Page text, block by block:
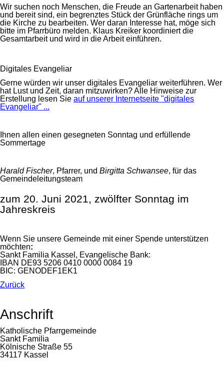
Wir suchen noch Menschen, die Freude an Gartenarbeit haben
und bereit sind, ein begrenztes Stück der Grünfläche rings um
die Kirche zu bearbeiten. Wer daran Interesse hat, möge sich
bitte im Pfarrbüro melden. Klaus Kreiker koordiniert die
Gesamtarbeit und wird in die Arbeit einführen.
Digitales Evangeliar
Gerne würden wir unser digitales Evangeliar weiterführen. Wer
hat Lust und Zeit, daran mitzuwirken? Alle Hinweise zur
Erstellung lesen Sie auf unserer Internetseite "digitales
Evangeliar" ...
Ihnen allen einen gesegneten Sonntag und erfüllende
Sommertage
Harald Fischer, Pfarrer, und Birgitta Schwansee, für das
Gemeindeleitungsteam
zum 20. Juni 2021, zwölfter Sonntag im
Jahreskreis
Wenn Sie unsere Gemeinde mit einer Spende unterstützen
möchten:
Sankt Familia Kassel, Evangelische Bank:
IBAN DE93 5206 0410 0000 0084 19
BIC: GENODEF1EK1
Zurück
Anschrift
Katholische Pfarrgemeinde
Sankt Familia
Kölnische Straße 55
34117 Kassel